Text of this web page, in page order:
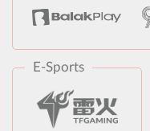
E-Sports